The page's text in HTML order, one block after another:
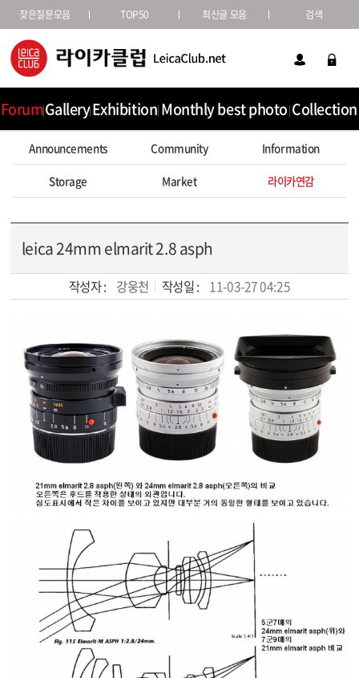
잦은질문모음 TOP50 최신글 모음 검색
ForumGalleryExhibition Monthly best photo Collection
Announcements Community Information
Storage Market 라이카연감
leica 24mm elmarit 2.8 asph
작성자 : 강웅천 작성일 : 11-03-27 04:25